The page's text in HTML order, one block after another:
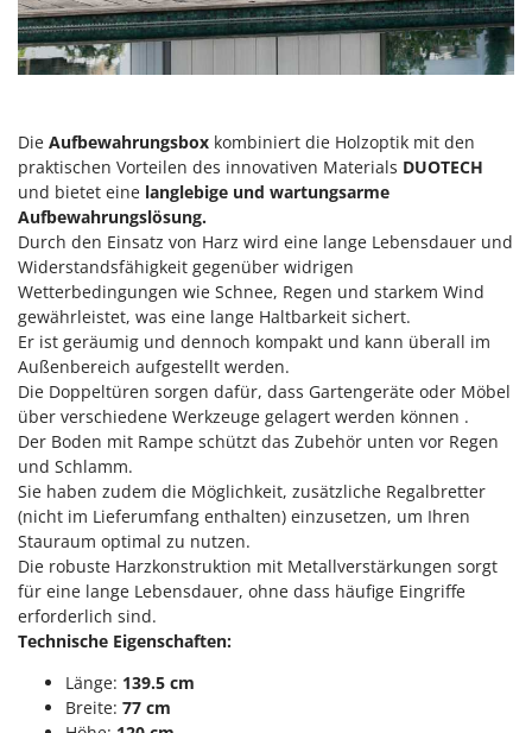
P
Palettengabeln für Traktoren
Pelletpressen
Planierschilder für Traktoren
Plasmaschneider
Poolroboter
Pools
Poolstaubsauger
R
Rasenmäher
Rasensodenschneider
Rasentraktoren Aufsitzmäher
Rasentrimmer - Kantenschneider
Rasentrimmer - Motorsensen - Freischneider
Rührtöpfe mit Elektrischem Rührwerk
Rupfmaschinen
Sämaschinen und Düngerstreuer
Scheibenpflüge
Forest Master
Francini
Gardena
Garofalo
GeoTech
GeoTech Pro
Gierre
Ginko - MGM
Gipeco
Girmi
Goodyear
GRAEF
Gre
GreenBay
Greenworks
GRIFO
GYS
Die Aufbewahrungsbox kombiniert die Holzoptik mit den
praktischen Vorteilen des innovativen Materials DUOTECH
und bietet eine langlebige und wartungsarme
Aufbewahrungslösung.
Durch den Einsatz von Harz wird eine lange Lebensdauer und
Widerstandsfähigkeit gegenüber widrigen
Wetterbedingungen wie Schnee, Regen und starkem Wind
gewährleistet, was eine lange Haltbarkeit sichert.
Er ist geräumig und dennoch kompakt und kann überall im
Außenbereich aufgestellt werden.
Die Doppeltüren sorgen dafür, dass Gartengeräte oder Möbel
über verschiedene Werkzeuge gelagert werden können .
Der Boden mit Rampe schützt das Zubehör unten vor Regen
und Schlamm.
Sie haben zudem die Möglichkeit, zusätzliche Regalbretter
(nicht im Lieferumfang enthalten) einzusetzen, um Ihren
Stauraum optimal zu nutzen.
Die robuste Harzkonstruktion mit Metallverstärkungen sorgt
für eine lange Lebensdauer, ohne dass häufige Eingriffe
erforderlich sind.
Technische Eigenschaften:
Länge: 139.5 cm
Breite: 77 cm